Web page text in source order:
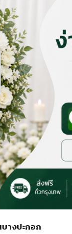
างปะกอก